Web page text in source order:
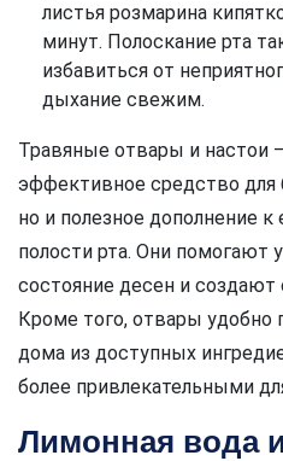
листья розмарина
минут. Полоскание рта
избавиться от
дыхание свежим.
Травяные отвары и настои
эффективное средство для
но и полезное дополнение
полости рта. Они помогают
состояние десен и
Кроме того, отвары удобно
дома из доступных
более привлекательными
Лимонная вода